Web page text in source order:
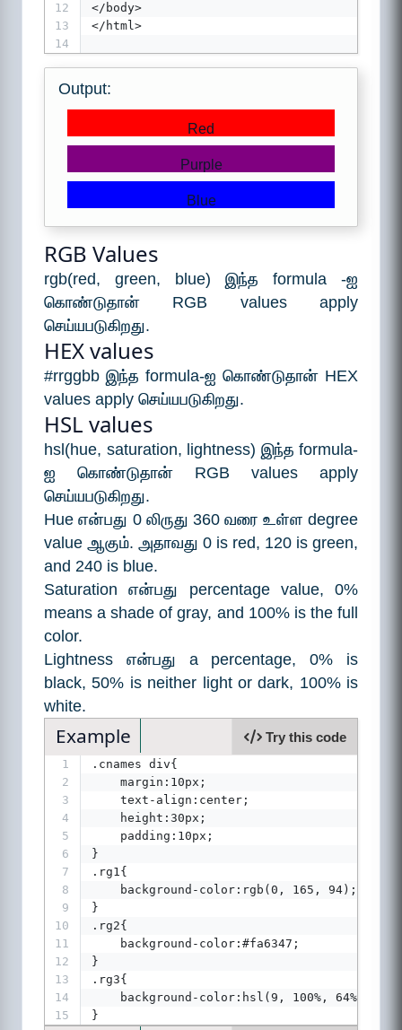
12
</body>
13
</html>
14
Output:
Red
Purple
Blue
RGB Values
rgb(red, green, blue) இந்த formula -ஐ
கொண்டுதான் RGB values apply
செய்யபடுகிறது.
HEX values
#rrggbb இந்த formula-ஐ கொண்டுதான் HEX
values apply செய்யபடுகிறது.
HSL values
hsl(hue, saturation, lightness) இந்த formula-
ஐ கொண்டுதான் RGB values apply
செய்யபடுகிறது.
Hue என்பது 0 லிருது 360 வரை உள்ள degree
value ஆகும். அதாவது 0 is red, 120 is green,
and 240 is blue.
Saturation என்பது percentage value, 0%
means a shade of gray, and 100% is the full
color.
Lightness என்பது a percentage, 0% is
black, 50% is neither light or dark, 100% is
white.
Example Try this code
1
.cnames div{
2
    margin:10px;
3
    text-align:center;
4
    height:30px;
5
    padding:10px;
6
}
7
.rg1{
8
    background-color:rgb(0, 165, 94);
9
}
10
.rg2{
11
    background-color:#fa6347;
12
}
13
.rg3{
14
    background-color:hsl(9, 100%, 64%);
15
}